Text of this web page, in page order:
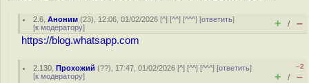
2.6 ,Аноним (23), 12:06, 01/02/2026 [^] [^^] [^^^] [ответить]
[к модератору] + / –
https://blog.whatsapp.com
2.130 ,Прохожий (??), 17:47, 01/02/2026 [^] [^^] [^^^] [ответить]
[к модератору]
–2
+ / –